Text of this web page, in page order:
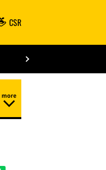
CSR